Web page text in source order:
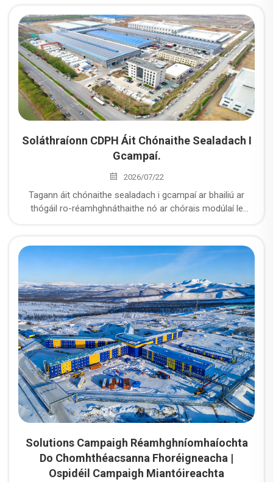
soláthairí lán-integraithe chun an t-áirimh a sholáthar.
Soláthraíonn CDPH Áit Chónaithe Sealadach I
Gcampaí.
2026/07/22
Tagann áit chónaithe sealadach i gcampaí ar bhailiú ar
thógáil ro-réamhghnáthaithe nó ar chórais modúlaí le
tionsclaíochta le haghaidh tréimhse gearr go meánchrios
— mar shampla oibríochtaí muintir, tionsclaíocht an éinrgí
agus na n-olainn agus na gás, suíomhanna tógála, réigiúin
chabhrach tar éis tuileanna agus suíomhanna míleata nó
tionsclaíochta ina bhfuil áit chónaithe sheasmhaí
neamhshuntasach nó nach bhfuil ar fáil.
Solutions Campaigh Réamhghníomhaíochta
Do Chomhthéacsanna Fhoréigneacha |
Ospidéil Campaigh Miantóireachta